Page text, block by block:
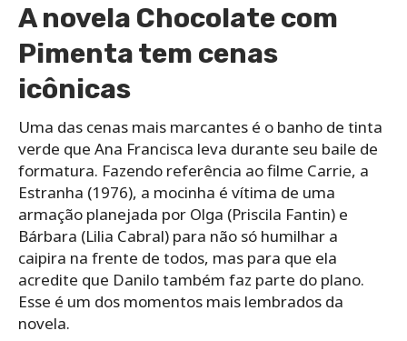
A novela Chocolate com
Pimenta tem cenas
icônicas
Uma das cenas mais marcantes é o banho de tinta
verde que Ana Francisca leva durante seu baile de
formatura. Fazendo referência ao filme Carrie, a
Estranha (1976), a mocinha é vítima de uma
armação planejada por Olga (Priscila Fantin) e
Bárbara (Lilia Cabral) para não só humilhar a
caipira na frente de todos, mas para que ela
acredite que Danilo também faz parte do plano.
Esse é um dos momentos mais lembrados da
novela.